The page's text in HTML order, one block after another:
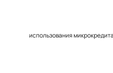
использования